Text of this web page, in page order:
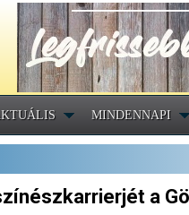
MINDENNAPI
a